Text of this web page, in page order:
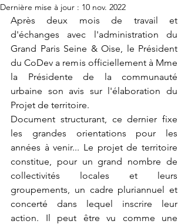
Dernière mise à jour : 10 nov. 2022
Après deux mois de travail et
d'échanges avec l'administration du
Grand Paris Seine & Oise, le Président
du CoDev a remis officiellement à Mme
la Présidente de la communauté
urbaine son avis sur l'élaboration du
Projet de territoire.
Document structurant, ce dernier fixe
les grandes orientations pour les
années à venir... Le projet de territoire
constitue, pour un grand nombre de
collectivités locales et leurs
groupements, un cadre pluriannuel et
concerté dans lequel inscrire leur
action. Il peut être vu comme une